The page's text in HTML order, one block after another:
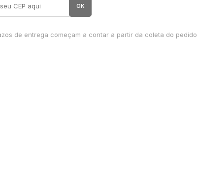
OK
de entrega começam a contar a partir da coleta do pedido